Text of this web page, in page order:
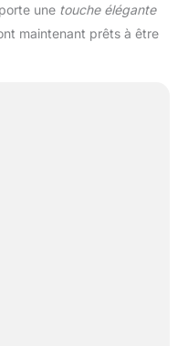
une touche élégante
maintenant prêts à être